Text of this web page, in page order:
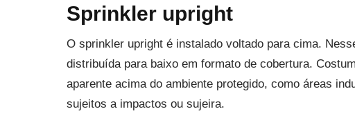
Sprinkler upright
O sprinkler upright é instalado voltado para cima.
distribuída para baixo em formato de cobertura.
aparente acima do ambiente protegido, como áreas
sujeitos a impactos ou sujeira.